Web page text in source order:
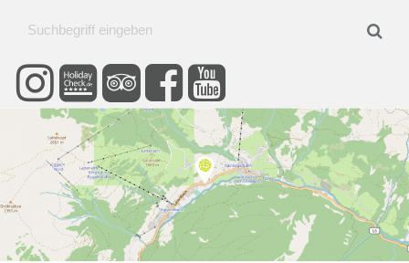
Suchbegriff